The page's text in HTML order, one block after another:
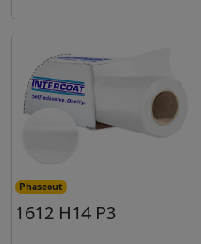
Phaseout
1612 H14 P3